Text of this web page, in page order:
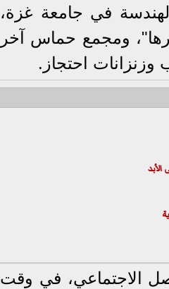
في جامعة غزة،
ومجمع حماس آخر
احتجاز.
الاجتماعي، في وقت